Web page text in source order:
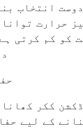
انتخاب
حرارت
کو کم کرتی
6.
ککر
کے لیے